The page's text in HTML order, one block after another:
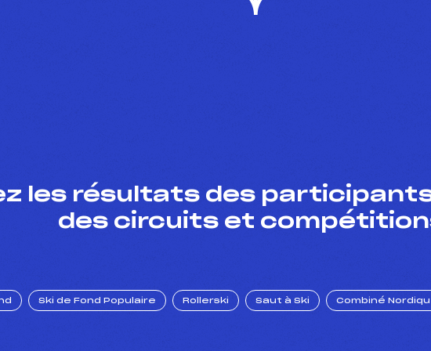
les résultats des participants
des circuits et
Ski de Fond Populaire Rollerski Saut à Ski Combiné